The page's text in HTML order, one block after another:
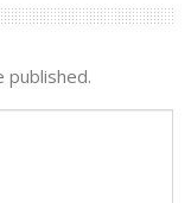
published.